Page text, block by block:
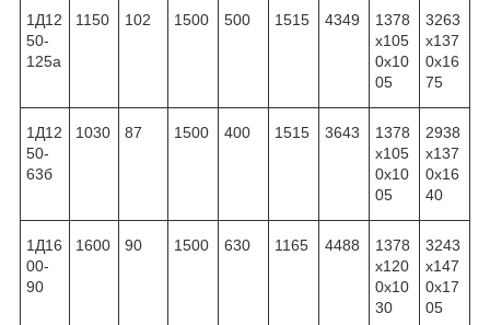
1Д12
50-
125а
1150 102 1500 500 1515 4349
1378
x105
0x10
05
3263
x137
0x16
75
1Д12
50-
63б
1030 87 1500 400 1515 3643
1378
x105
0x10
05
2938
x137
0x16
40
1Д16
00-
90
1600 90 1500 630 1165 4488
1378
x120
0x10
30
3243
x147
0x17
05